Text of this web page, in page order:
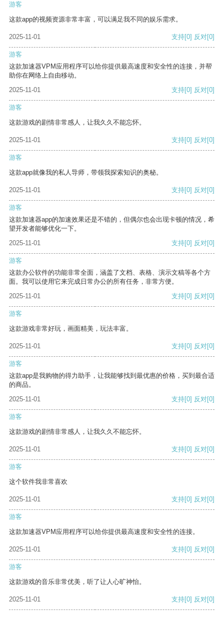
游客
这款app的视频资源非常丰富，可以满足我不同的娱乐需求。
2025-11-01 支持[0] 反对[0]
游客
这款加速器VPM应用程序可以给你提供最高速度和安全性的连接，并帮
助你在网络上自由移动。
2025-11-01
支持[0] 反对[0]
游客
这款游戏的剧情非常感人，让我久久不能忘怀。
2025-11-01 支持[0] 反对[0]
游客
这款app就像我的私人导师，带领我探索知识的奥秘。
2025-11-01 支持[0] 反对[0]
游客
这款加速器app的加速效果还是不错的，但偶尔也会出现卡顿的情况，希
望开发者能够优化一下。
2025-11-01
支持[0] 反对[0]
游客
这款办公软件的功能非常全面，涵盖了文档、表格、演示文稿等各个方
面。我可以使用它来完成日常办公的所有任务，非常方便。
2025-11-01
支持[0] 反对[0]
游客
这款游戏非常好玩，画面精美，玩法丰富。
2025-11-01 支持[0] 反对[0]
游客
这款app是我购物的得力助手，让我能够找到最优惠的价格，买到最合适
的商品。
2025-11-01
支持[0] 反对[0]
游客
这款游戏的剧情非常感人，让我久久不能忘怀。
2025-11-01 支持[0] 反对[0]
游客
这个软件我非常喜欢
2025-11-01 支持[0] 反对[0]
游客
这款加速器VPM应用程序可以给你提供最高速度和安全性的连接。
2025-11-01 支持[0] 反对[0]
游客
这款游戏的音乐非常优美，听了让人心旷神怡。
2025-11-01 支持[0] 反对[0]